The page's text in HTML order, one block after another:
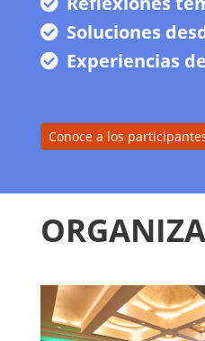
Soluciones
Experiencias
Conoce a los